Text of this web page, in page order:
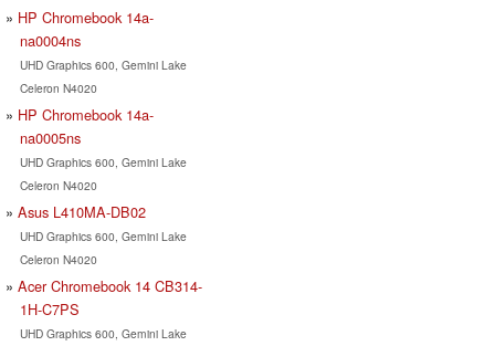
HP Chromebook 14a-
na0004ns
UHD Graphics 600, Gemini Lake
Celeron N4020
HP Chromebook 14a-
na0005ns
UHD Graphics 600, Gemini Lake
Celeron N4020
Asus L410MA-DB02
UHD Graphics 600, Gemini Lake
Celeron N4020
Acer Chromebook 14 CB314-
1H-C7PS
UHD Graphics 600, Gemini Lake